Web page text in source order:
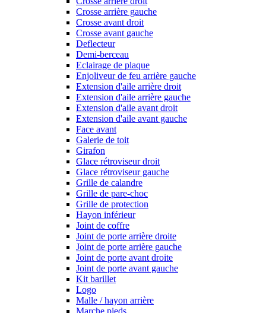
Crosse arrière gauche
Crosse avant droit
Crosse avant gauche
Deflecteur
Demi-berceau
Eclairage de plaque
Enjoliveur de feu arrière gauche
Extension d'aile arrière droit
Extension d'aile arrière gauche
Extension d'aile avant droit
Extension d'aile avant gauche
Face avant
Galerie de toit
Girafon
Glace rétroviseur droit
Glace rétroviseur gauche
Grille de calandre
Grille de pare-choc
Grille de protection
Hayon inférieur
Joint de coffre
Joint de porte arrière droite
Joint de porte arrière gauche
Joint de porte avant droite
Joint de porte avant gauche
Kit barillet
Logo
Malle / hayon arrière
Marche pieds